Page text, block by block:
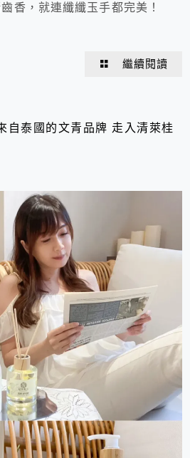
香，就連纖纖玉手都完美！
繼續閱讀
自泰國的文青品牌 走入清萊桂